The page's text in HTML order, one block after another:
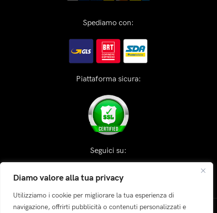
Diamo valore alla tua privacy
Utilizziamo i cookie per migliorare la tua esperienza di
navigazione, offrirti pubblicità o contenuti personalizzati e
Spediamo con:
Piattaforma sicura:
Seguici su: